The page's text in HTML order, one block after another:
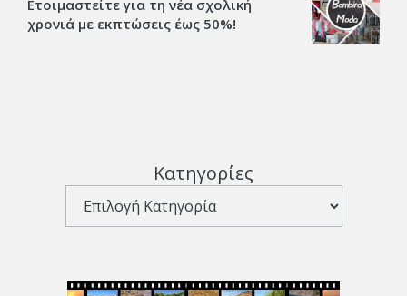
Ετοιμαστείτε για τη νέα σχολική
χρονιά με εκπτώσεις έως 50%!
Κατηγορίες